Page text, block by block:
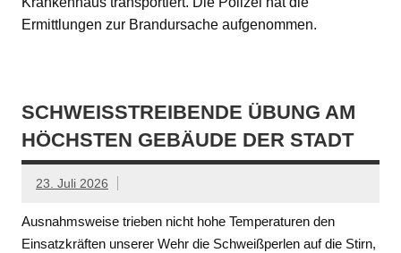
Ermittlungen zur Brandursache aufgenommen.
SCHWEISSTREIBENDE ÜBUNG AM H
ÖCHSTEN GEBÄUDE DER STADT
23. Juli 2026
Ausnahmsweise trieben nicht hohe Temperaturen den
Einsatzkräften unserer Wehr die Schweißperlen auf die Stirn,